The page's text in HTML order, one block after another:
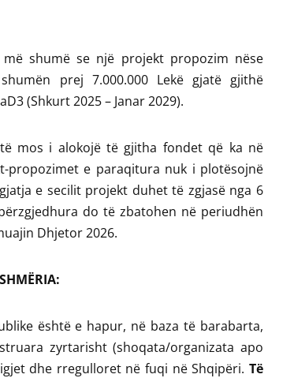
shumë se një projekt propozim nëse
prej 7.000.000 Lekë gjatë gjithë
(Shkurt 2025 – Janar 2029).
mos i alokojë të gjitha fondet që ka në
propozimet e paraqitura nuk i plotësojnë
e secilit projekt duhet të zgjasë nga 6
do të zbatohen në periudhën
Dhjetor 2026.
është e hapur, në baza të barabarta,
zyrtarisht (shoqata/organizata apo
dhe rregulloret në fuqi në Shqipëri. Të